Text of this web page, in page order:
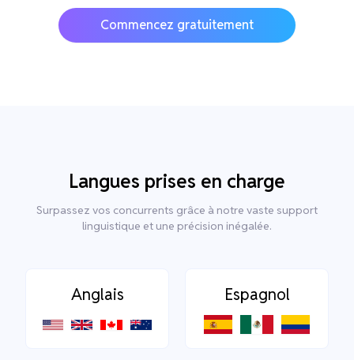
Commencez gratuitement
Langues prises en charge
Surpassez vos concurrents grâce à notre vaste support
linguistique et une précision inégalée.
Anglais Espagnol